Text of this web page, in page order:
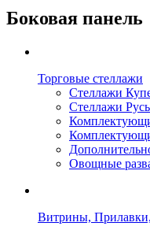
Боковая панель
Торговые стеллажи
Стеллажи
Стеллажи
Овощные
Витрины,